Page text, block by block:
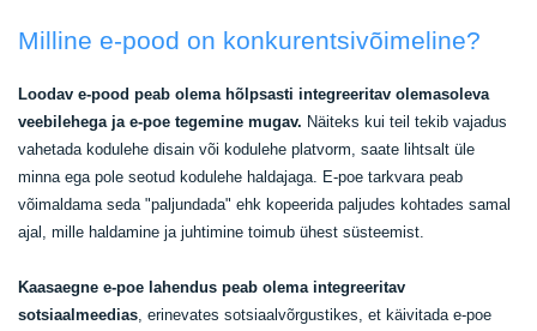
Milline e-pood on konkurentsivõimeline?
Loodav e-pood peab olema hõlpsasti integreeritav olemasoleva
veebilehega ja e-poe tegemine mugav. Näiteks kui teil tekib vajadus
vahetada kodulehe disain või kodulehe platvorm, saate lihtsalt üle
minna ega pole seotud kodulehe haldajaga. E-poe tarkvara peab
võimaldama seda "paljundada" ehk kopeerida paljudes kohtades samal
ajal, mille haldamine ja juhtimine toimub ühest süsteemist.
Kaasaegne e-poe lahendus peab olema integreeritav
sotsiaalmeedias, erinevates sotsiaalvõrgustikes, et käivitada e-poe